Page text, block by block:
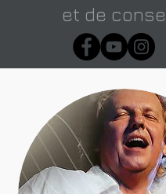
et de